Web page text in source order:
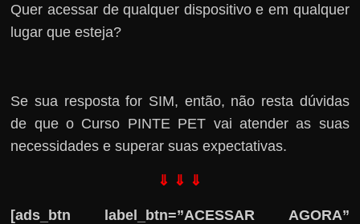
Quer acessar de qualquer dispositivo e em qualquer
lugar que esteja?
Se sua resposta for SIM, então, não resta dúvidas
de que o Curso PINTE PET vai atender as suas
necessidades e superar suas expectativas.
⇓ ⇓ ⇓
[ads_btn label_btn=”ACESSAR AGORA”